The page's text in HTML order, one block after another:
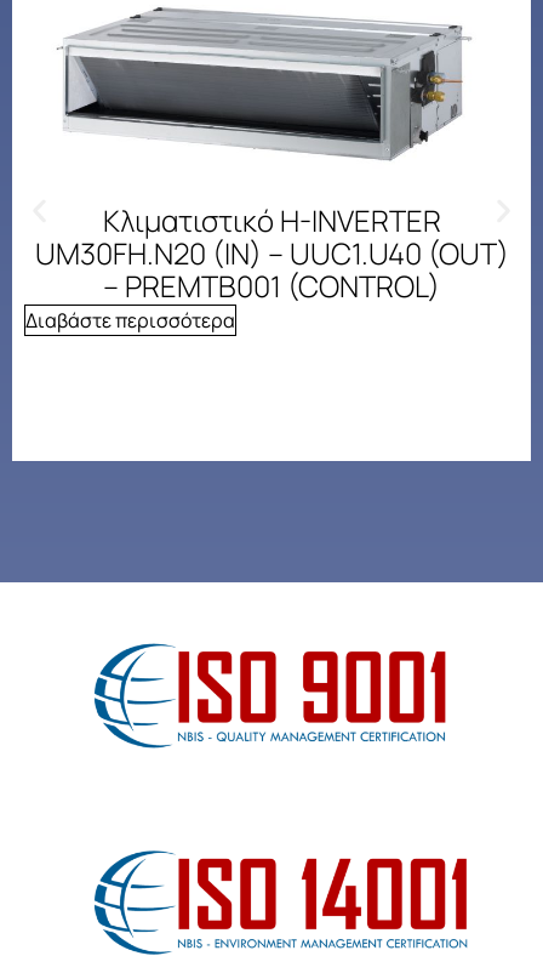
Κλιματιστικό H-INVERTER
UM30FH.N20 (IN) – UUC1.U40 (OUT)
– PREMTB001 (CONTROL)
Διαβάστε περισσότερα